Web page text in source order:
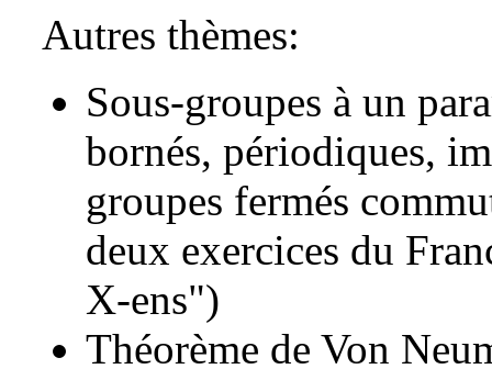
Autres thèmes:
Sous-groupes à un
bornés, périodiques,
groupes fermés
deux exercices du
X-ens")
Théorème de Von